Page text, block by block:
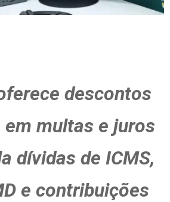
descontos
em multas e juros
dívidas de ICMS,
e contribuições